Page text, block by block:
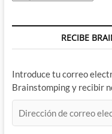
RECIBE
Introduce tu correo
Brainstomping y recibir
de